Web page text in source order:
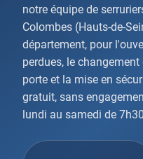
notre équipe de
Colombes (Hauts-de-
département, pour
perdues, le changement
porte et la mise en
gratuit, sans
lundi au samedi de